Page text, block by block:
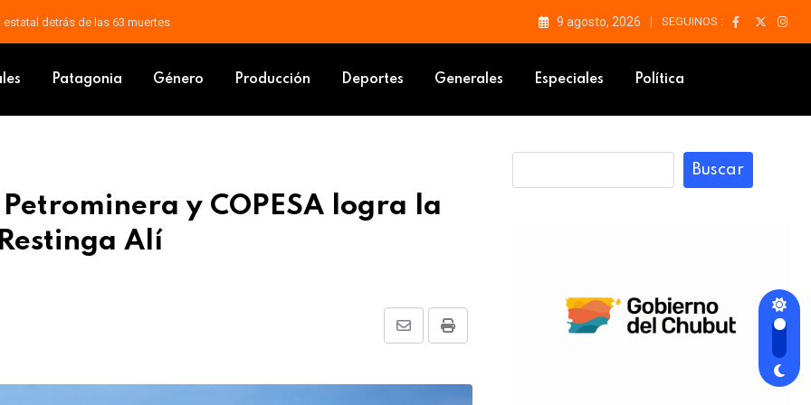
histórico exfuncionario municipal 9 agosto, 2026 SEGUINOS :
Patagonia Género Producción Deportes Generales Especiales Política
y COPESA logra la
Alí
Print
Share
Email
Buscar